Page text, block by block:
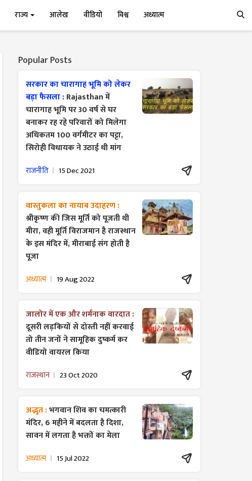
राज्य आलेख वीडियो विश्व अध्यात्म
Popular Posts
सरकार का चारागाह भूमि को लेकर
बड़ा फैसला :Rajasthan में
चारागाह भूमि पर 30 वर्ष से घर
बनाकर रह रहे परिवारों को मिलेगा
अधिकतम 100 वर्गमीटर का पट्टा,
सिरोही विधायक ने उठाई थी मांग
राजनीति 15 Dec 2021
वास्तुकला का नायाब उदाहरण :
श्रीकृष्ण की जिस मूर्ति को पूजती थी
मीरा, वही मूर्ति विराजमान है राजस्थान
के इस मंदिर में, मीराबाई संग होती है
पूजा
अध्यात्म 19 Aug 2022
जालोर में एक और शर्मनाक वारदात :
दूसरी लड़कियों से दोस्ती नहीं करवाई
तो तीन जनों ने सामूहिक दुष्कर्म कर
वीडियो वायरल किया
राजस्थान 23 Oct 2020
अद्भुत :भगवान शिव का चमत्कारी
मंदिर, 6 महीने में बदलता है दिशा,
सावन में लगता है भक्तों का मेला
अध्यात्म 15 Jul 2022